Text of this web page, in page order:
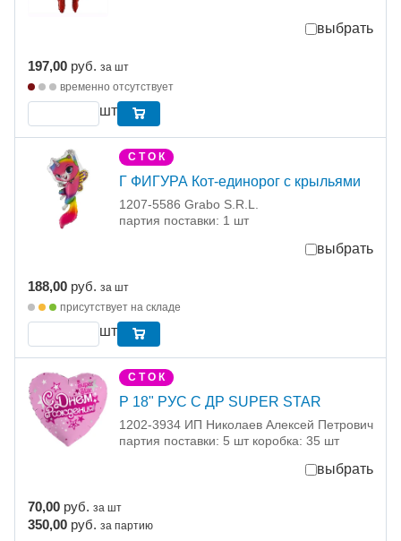
выбрать
197,00 руб. за шт
временно отсутствует
шт
С Т О К
Г ФИГУРА Кот-единорог с крыльями
1207-5586 Grabo S.R.L.
партия поставки: 1 шт
выбрать
188,00 руб. за шт
присутствует на складе
шт
С Т О К
Р 18" РУС С ДР SUPER STAR
1202-3934 ИП Николаев Алексей Петрович
партия поставки: 5 шт коробка: 35 шт
выбрать
70,00 руб. за шт
350,00 руб. за партию